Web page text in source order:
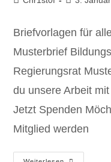
Briefvorlagen für
Musterbrief
Regierungsrat
du unsere Arbeit
Jetzt Spenden
Mitglied werden